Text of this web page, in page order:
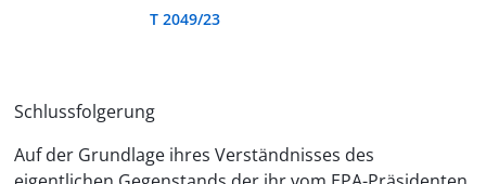
T 2049/23
Schlussfolgerung
Auf der Grundlage ihres Verständnisses des